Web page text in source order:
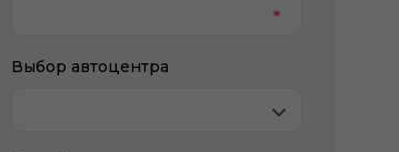
Выбор автоцентра